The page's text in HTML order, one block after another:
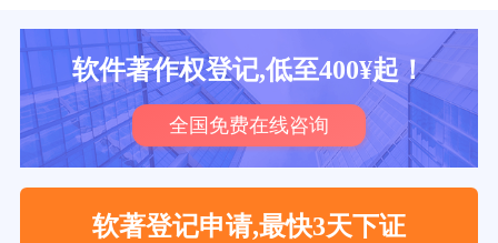
软件著作权登记,低至400¥起！
全国免费在线咨询
软著登记申请,最快3天下证